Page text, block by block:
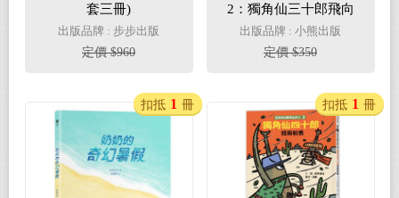
套三冊)
出版品牌 : 步步出版
定價 $960
2：獨角仙三十郎飛向
明天（隨書附贈宮西達
也獨家授權獨角仙武士
紙相撲遊戲）
出版品牌 : 小熊出版
定價 $350
扣抵 1 冊 扣抵 1 冊